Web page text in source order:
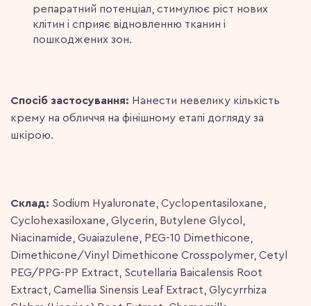
репаратний потенціал, стимулює ріст нових
клітин і сприяє відновленню тканин і
пошкоджених зон.
Спосіб застосування: Нанести невелику кількість
крему на обличчя на фінішному етапі догляду за
шкірою.
Склад: Sodium Hyaluronate, Cyclopentasiloxane,
Cyclohexasiloxane, Glycerin, Butylene Glycol,
Niacinamide, Guaiazulene, PEG-10 Dimethicone,
Dimethicone/Vinyl Dimethicone Crosspolymer, Cetyl
PEG/PPG-PP Extract, Scutellaria Baicalensis Root
Extract, Camellia Sinensis Leaf Extract, Glycyrrhiza